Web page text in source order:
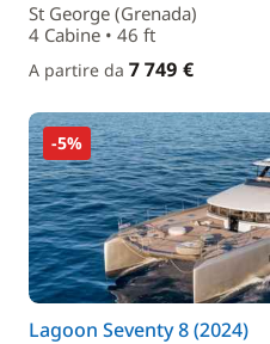
St George (Grenada)
4 Cabine • 46 ft
A partire da 7 749 €
-5%
Lagoon Seventy 8 (2024)